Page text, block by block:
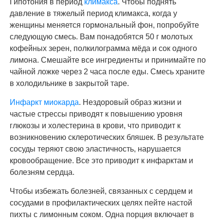
давление в тяжелый период климакса, когда у
женщины меняется гормональный фон, попробуйте
следующую смесь. Вам понадобятся 50 г молотых
кофейных зерен, полкилограмма мёда и сок одного
лимона. Смешайте все ингредиенты и принимайте по
чайной ложке через 2 часа после еды. Смесь храните
в холодильнике в закрытой таре.
Инфаркт миокарда. Нездоровый образ жизни и
частые стрессы приводят к повышению уровня
глюкозы и холестерина в крови, что приводит к
возникновению склеротических бляшек. В результате
сосуды теряют свою эластичность, нарушается
кровообращение. Все это приводит к инфарктам и
болезням сердца.
Чтобы избежать болезней, связанных с сердцем и
сосудами в профилактических целях пейте настой
пихты с лимонным соком. Одна порция включает в